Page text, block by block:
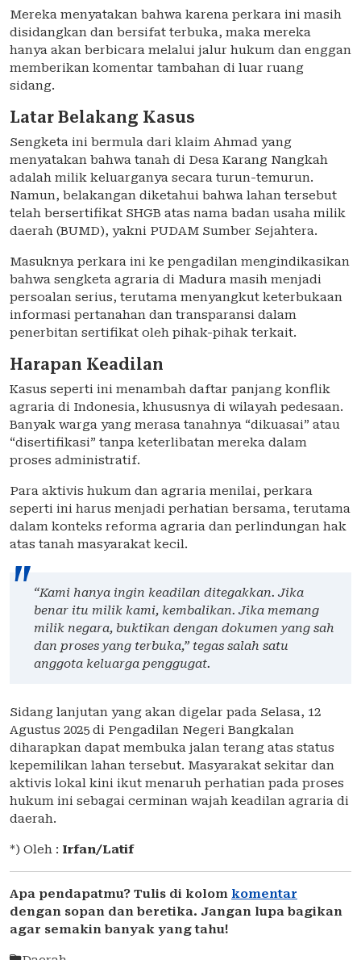
Mereka menyatakan bahwa karena perkara ini masih
disidangkan dan bersifat terbuka, maka mereka
hanya akan berbicara melalui jalur hukum dan enggan
memberikan komentar tambahan di luar ruang
sidang.
Latar Belakang Kasus
Sengketa ini bermula dari klaim Ahmad yang
menyatakan bahwa tanah di Desa Karang Nangkah
adalah milik keluarganya secara turun-temurun.
Namun, belakangan diketahui bahwa lahan tersebut
telah bersertifikat SHGB atas nama badan usaha milik
daerah (BUMD), yakni PUDAM Sumber Sejahtera.
Masuknya perkara ini ke pengadilan mengindikasikan
bahwa sengketa agraria di Madura masih menjadi
persoalan serius, terutama menyangkut keterbukaan
informasi pertanahan dan transparansi dalam
penerbitan sertifikat oleh pihak-pihak terkait.
Harapan Keadilan
Kasus seperti ini menambah daftar panjang konflik
agraria di Indonesia, khususnya di wilayah pedesaan.
Banyak warga yang merasa tanahnya “dikuasai” atau
“disertifikasi” tanpa keterlibatan mereka dalam
proses administratif.
Para aktivis hukum dan agraria menilai, perkara
seperti ini harus menjadi perhatian bersama, terutama
dalam konteks reforma agraria dan perlindungan hak
atas tanah masyarakat kecil.
“Kami hanya ingin keadilan ditegakkan. Jika
benar itu milik kami, kembalikan. Jika memang
milik negara, buktikan dengan dokumen yang sah
dan proses yang terbuka,” tegas salah satu
anggota keluarga penggugat.
Sidang lanjutan yang akan digelar pada Selasa, 12
Agustus 2025 di Pengadilan Negeri Bangkalan
diharapkan dapat membuka jalan terang atas status
kepemilikan lahan tersebut. Masyarakat sekitar dan
aktivis lokal kini ikut menaruh perhatian pada proses
hukum ini sebagai cerminan wajah keadilan agraria di
daerah.
*) Oleh : Irfan/Latif
Apa pendapatmu? Tulis di kolom komentar
dengan sopan dan beretika. Jangan lupa bagikan
agar semakin banyak yang tahu!